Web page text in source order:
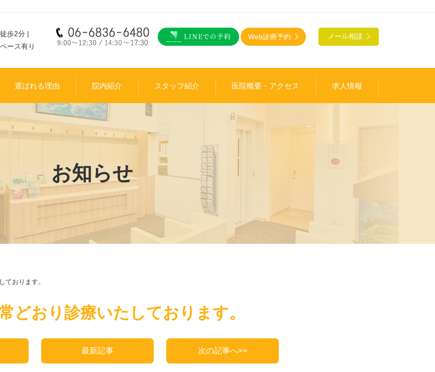
歩2分 |
ース有り
Web診療予約 メール相談
選ばれる理由 院内紹介 スタッフ紹介 医院概要・アクセス 求人情報
お知らせ
ております。
どおり診療いたしております。
最新記事 次の記事へ>>